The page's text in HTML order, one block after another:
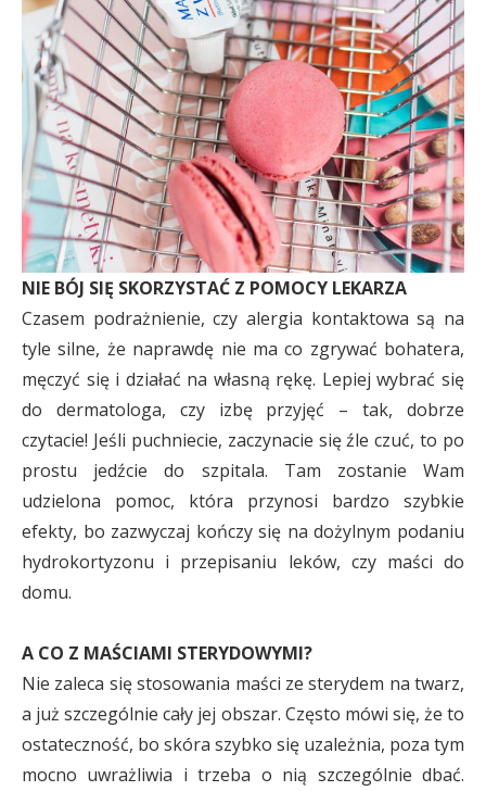
NIE BÓJ SIĘ SKORZYSTAĆ Z POMOCY LEKARZA
Czasem podrażnienie, czy alergia kontaktowa są na
tyle silne, że naprawdę nie ma co zgrywać bohatera,
męczyć się i działać na własną rękę. Lepiej wybrać się
do dermatologa, czy izbę przyjęć – tak, dobrze
czytacie! Jeśli puchniecie, zaczynacie się źle czuć, to po
prostu jedźcie do szpitala. Tam zostanie Wam
udzielona pomoc, która przynosi bardzo szybkie
efekty, bo zazwyczaj kończy się na dożylnym podaniu
hydrokortyzonu i przepisaniu leków, czy maści do
domu.
A CO Z MAŚCIAMI STERYDOWYMI?
Nie zaleca się stosowania maści ze sterydem na twarz,
a już szczególnie cały jej obszar. Często mówi się, że to
ostateczność, bo skóra szybko się uzależnia, poza tym
mocno uwrażliwia i trzeba o nią szczególnie dbać.